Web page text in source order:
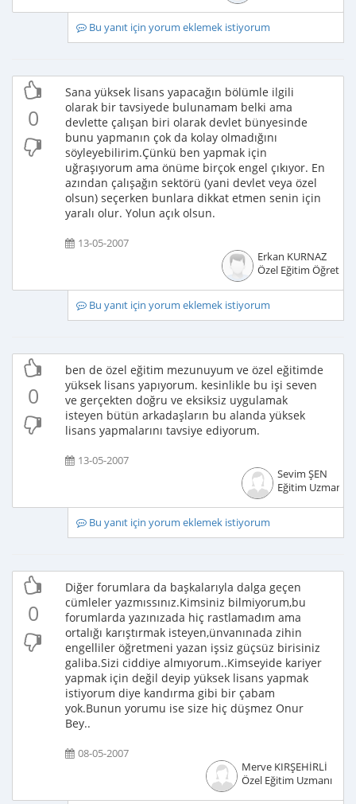
Bu yanıt için yorum eklemek istiyorum
0
Sana yüksek lisans yapacağın bölümle ilgili
olarak bir tavsiyede bulunamam belki ama
devlette çalışan biri olarak devlet bünyesinde
bunu yapmanın çok da kolay olmadığını
söyleyebilirim.Çünkü ben yapmak için
uğraşıyorum ama önüme birçok engel çıkıyor. En
azından çalışağın sektörü (yani devlet veya özel
olsun) seçerken bunlara dikkat etmen senin için
yaralı olur. Yolun açık olsun.
13-05-2007
Erkan KURNAZ
Özel Eğitim
Bu yanıt için yorum eklemek istiyorum
0
ben de özel eğitim mezunuyum ve özel eğitimde
yüksek lisans yapıyorum. kesinlikle bu işi seven
ve gerçekten doğru ve eksiksiz uygulamak
isteyen bütün arkadaşların bu alanda yüksek
lisans yapmalarını tavsiye ediyorum.
13-05-2007
Sevim ŞEN
Eğitim Uzmanı
Bu yanıt için yorum eklemek istiyorum
0
Diğer forumlara da başkalarıyla dalga geçen
cümleler yazmıssınız.Kimsiniz bilmiyorum,bu
forumlarda yazınızada hiç rastlamadım ama
ortalığı karıştırmak isteyen,ünvanınada zihin
engelliler öğretmeni yazan işsiz güçsüz birisiniz
galiba.Sizi ciddiye almıyorum..Kimseyide kariyer
yapmak için değil deyip yüksek lisans yapmak
istiyorum diye kandırma gibi bir çabam
yok.Bunun yorumu ise size hiç düşmez Onur
Bey..
08-05-2007
Merve KIRŞEHİRLİ
Özel Eğitim Uzmanı